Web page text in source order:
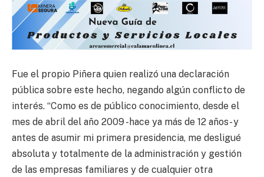
Fue el propio Piñera quien realizó una declaración
pública sobre este hecho, negando algún conflicto de
interés. “Como es de público conocimiento, desde el
mes de abril del año 2009 -hace ya más de 12 años- y
antes de asumir mi primera presidencia, me desligué
absoluta y totalmente de la administración y gestión
de las empresas familiares y de cualquier otra